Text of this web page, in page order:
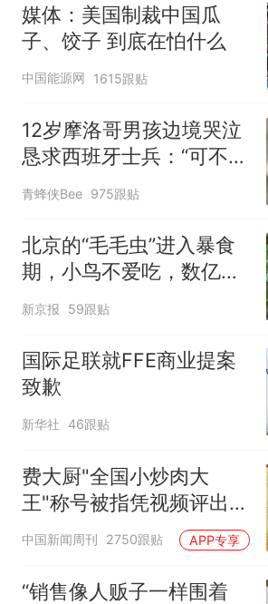
媒体：美国制裁中国瓜
子、饺子 到底在怕什么
中国能源网 1615跟贴
12岁摩洛哥男孩边境哭泣
恳求西班牙士兵：“可不可
以不要把我遣返回国”
青蜂侠Bee 975跟贴
北京的“毛毛虫”进入暴食
期，小鸟不爱吃，数亿头
小蜂迎战
新京报 59跟贴
国际足联就FFE商业提案
致歉
新华社 46跟贴
费大厨"全国小炒肉大
王"称号被指凭视频评出
官方回应
中国新闻周刊 2750跟贴 APP专享
“销售像人贩子一样围着